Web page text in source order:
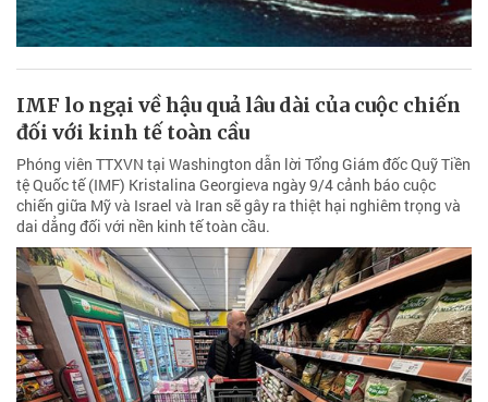
IMF lo ngại về hậu quả lâu dài của cuộc chiến
đối với kinh tế toàn cầu
Phóng viên TTXVN tại Washington dẫn lời Tổng Giám đốc Quỹ Tiền
tệ Quốc tế (IMF) Kristalina Georgieva ngày 9/4 cảnh báo cuộc
chiến giữa Mỹ và Israel và Iran sẽ gây ra thiệt hại nghiêm trọng và
dai dẳng đối với nền kinh tế toàn cầu.